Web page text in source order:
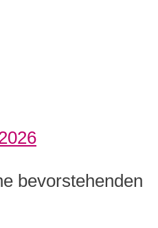
bevorstehenden